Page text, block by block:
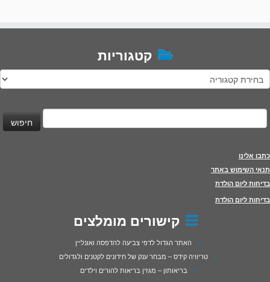
קטגוריות
קטגוריות
כתבו אלינו
תנאי השימוש באתר
בדיחות ליום הולדת
בדיחות ליום הולדת
קישורים מומלצים
האתר הגדול לדפי צביעה להדפסה ואונליין
טריוויה קידס – מבחר ענק של חידונים לקטנים ולגדולים
בריאותון – מגזין בריאות להורים וילדים